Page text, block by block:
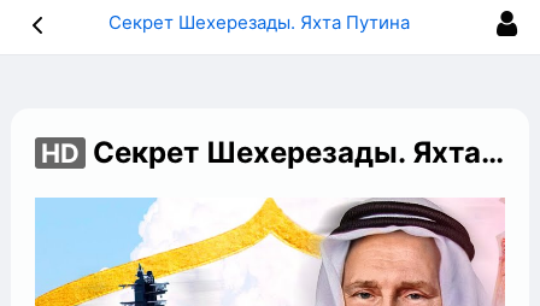
HD Секрет Шехерезады. Яхта Путина за 75 000 000 000 ₽